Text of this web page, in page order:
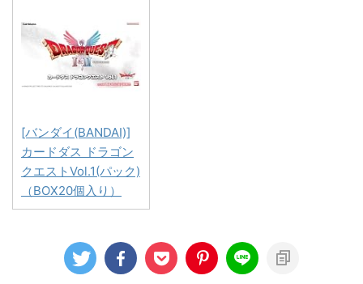
[バンダイ(BANDAI)]
カードダス ドラゴン
クエストVol.1(パック)
（BOX20個入り）